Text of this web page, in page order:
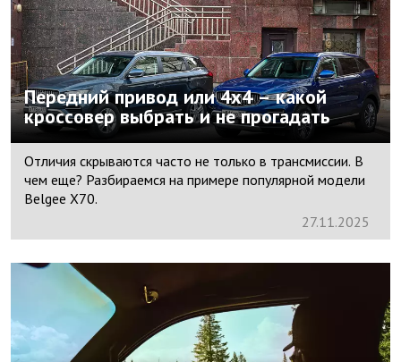
Передний привод или 4х4 – какой
кроссовер выбрать и не прогадать
Отличия скрываются часто не только в трансмиссии. В
чем еще? Разбираемся на примере популярной модели
Belgee X70.
27.11.2025